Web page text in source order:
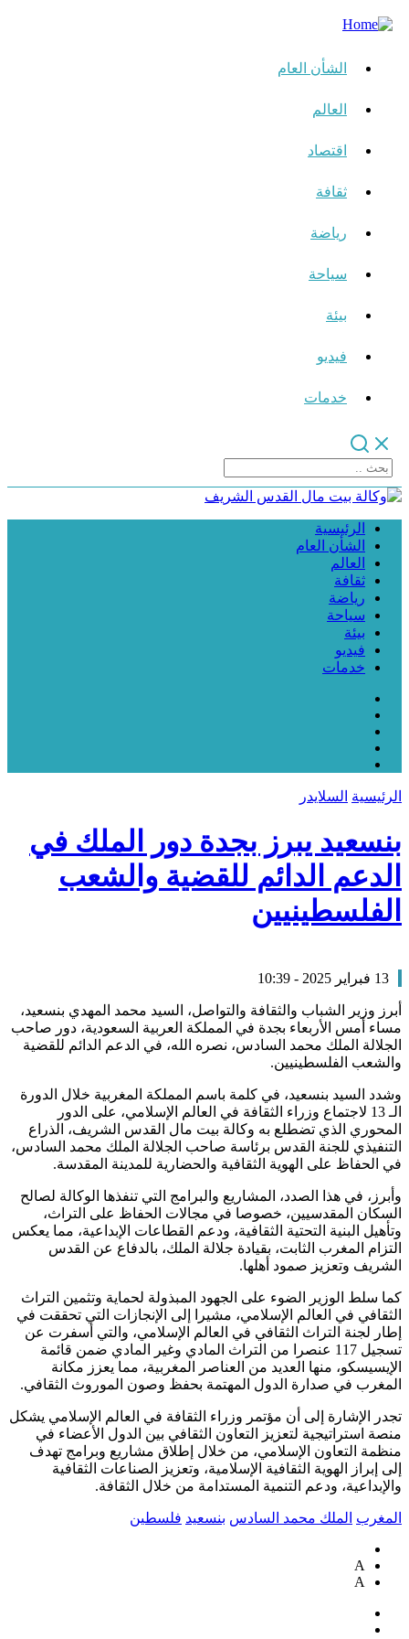
الشأن العام
العالم
اقتصاد
ثقافة
رياضة
سياحة
بيئة
فيديو
خدمات
الرئيسية
الشأن العام
العالم
ثقافة
رياضة
سياحة
بيئة
فيديو
خدمات
الرئيسية السلايدر
بنسعيد يبرز بجدة دور الملك في
الدعم الدائم للقضية والشعب
الفلسطينيين
13 فبراير 2025 - 10:39
أبرز وزير الشباب والثقافة والتواصل، السيد محمد المهدي بنسعيد،
مساء أمس الأربعاء بجدة في المملكة العربية السعودية، دور صاحب
الجلالة الملك محمد السادس، نصره الله، في الدعم الدائم للقضية
والشعب الفلسطينيين.
وشدد السيد بنسعيد، في كلمة باسم المملكة المغربية خلال الدورة
الـ 13 لاجتماع وزراء الثقافة في العالم الإسلامي، على الدور
المحوري الذي تضطلع به وكالة بيت مال القدس الشريف، الذراع
التنفيذي للجنة القدس برئاسة صاحب الجلالة الملك محمد السادس،
في الحفاظ على الهوية الثقافية والحضارية للمدينة المقدسة.
وأبرز، في هذا الصدد، المشاريع والبرامج التي تنفذها الوكالة لصالح
السكان المقدسيين، خصوصا في مجالات الحفاظ على التراث،
وتأهيل البنية التحتية الثقافية، ودعم القطاعات الإبداعية، مما يعكس
التزام المغرب الثابت، بقيادة جلالة الملك، بالدفاع عن القدس
الشريف وتعزيز صمود أهلها.
كما سلط الوزير الضوء على الجهود المبذولة لحماية وتثمين التراث
الثقافي في العالم الإسلامي، مشيرا إلى الإنجازات التي تحققت في
إطار لجنة التراث الثقافي في العالم الإسلامي، والتي أسفرت عن
تسجيل 117 عنصرا من التراث المادي وغير المادي ضمن قائمة
الإيسيسكو، منها العديد من العناصر المغربية، مما يعزز مكانة
المغرب في صدارة الدول المهتمة بحفظ وصون الموروث الثقافي.
تجدر الإشارة إلى أن مؤتمر وزراء الثقافة في العالم الإسلامي يشكل
منصة استراتيجية لتعزيز التعاون الثقافي بين الدول الأعضاء في
منظمة التعاون الإسلامي، من خلال إطلاق مشاريع وبرامج تهدف
إلى إبراز الهوية الثقافية الإسلامية، وتعزيز الصناعات الثقافية
والإبداعية، ودعم التنمية المستدامة من خلال الثقافة.
المغرب الملك محمد السادس بنسعيد فلسطين
A
A